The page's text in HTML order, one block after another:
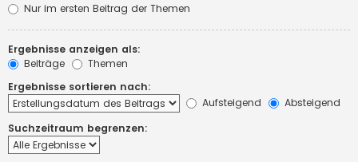
Nur im ersten Beitrag der Themen
Ergebnisse anzeigen als:
Beiträge
Themen
Ergebnisse sortieren nach:
Aufsteigend
Absteigend
Suchzeitraum begrenzen: